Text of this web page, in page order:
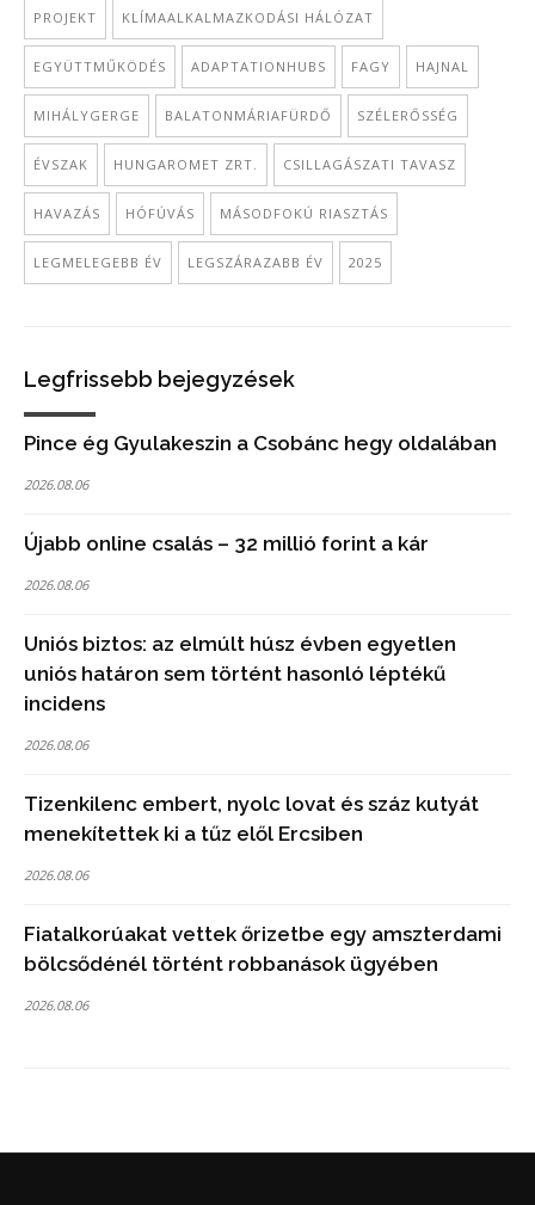
PROJEKT KLÍMAALKALMAZKODÁSI HÁLÓZAT
EGYÜTTMŰKÖDÉS ADAPTATIONHUBS FAGY HAJNAL
MIHÁLYGERGE BALATONMÁRIAFÜRDŐ SZÉLERŐSSÉG
ÉVSZAK HUNGAROMET ZRT. CSILLAGÁSZATI TAVASZ
HAVAZÁS HÓFÚVÁS MÁSODFOKÚ RIASZTÁS
LEGMELEGEBB ÉV LEGSZÁRAZABB ÉV 2025
Legfrissebb bejegyzések
Pince ég Gyulakeszin a Csobánc hegy oldalában
2026.08.06
Újabb online csalás – 32 millió forint a kár
2026.08.06
Uniós biztos: az elmúlt húsz évben egyetlen
uniós határon sem történt hasonló léptékű
incidens
2026.08.06
Tizenkilenc embert, nyolc lovat és száz kutyát
menekítettek ki a tűz elől Ercsiben
2026.08.06
Fiatalkorúakat vettek őrizetbe egy amszterdami
bölcsődénél történt robbanások ügyében
2026.08.06